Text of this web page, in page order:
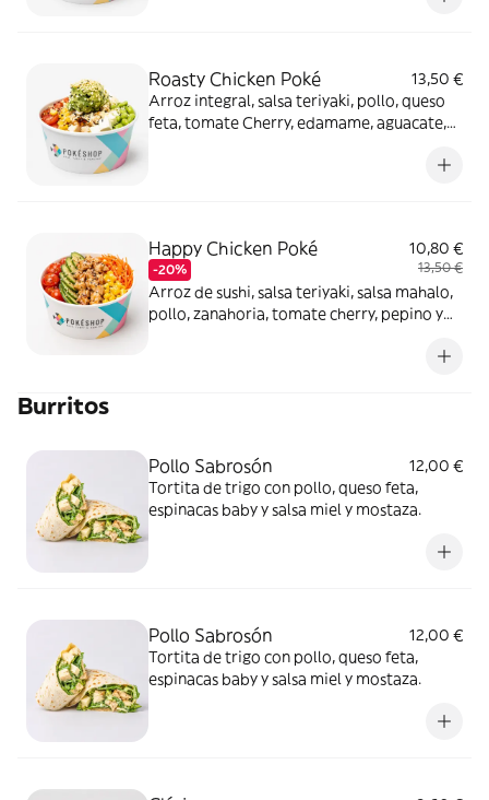
Roasty Chicken Poké
13,50 €
Arroz integral, salsa teriyaki, pollo, queso
feta, tomate Cherry, edamame, aguacate,
Happy Chicken Poké
-20%
10,80 €
13,50 €
Arroz de sushi, salsa teriyaki, salsa mahalo,
pollo, zanahoria, tomate cherry, pepino y
Burritos
Pollo Sabrosón
12,00 €
Tortita de trigo con pollo, queso feta,
espinacas baby y salsa miel y mostaza.
Pollo Sabrosón
12,00 €
Tortita de trigo con pollo, queso feta,
espinacas baby y salsa miel y mostaza.